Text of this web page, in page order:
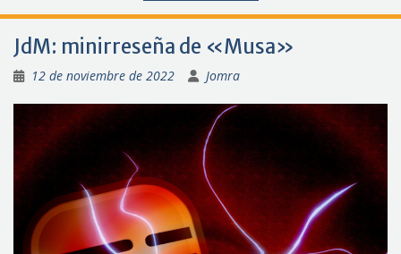
JdM: minirreseña de «Musa»
12 de noviembre de 2022 Jomra